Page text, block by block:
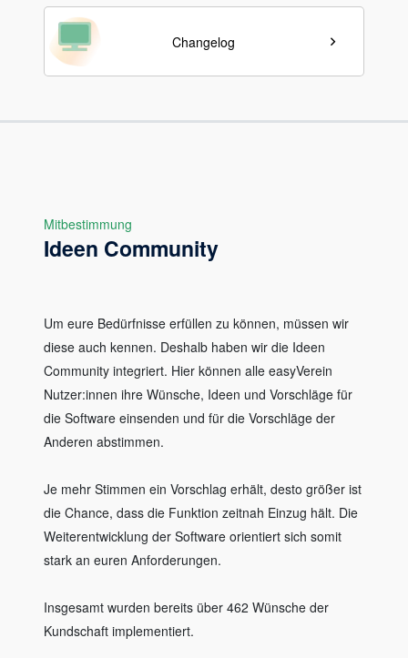
Changelog
Mitbestimmung
Ideen Community
Um eure Bedürfnisse erfüllen zu können, müssen wir
diese auch kennen. Deshalb haben wir die Ideen
Community integriert. Hier können alle easyVerein
Nutzer:innen ihre Wünsche, Ideen und Vorschläge für
die Software einsenden und für die Vorschläge der
Anderen abstimmen.
Je mehr Stimmen ein Vorschlag erhält, desto größer ist
die Chance, dass die Funktion zeitnah Einzug hält. Die
Weiterentwicklung der Software orientiert sich somit
stark an euren Anforderungen.
Insgesamt wurden bereits über 462 Wünsche der
Kundschaft implementiert.